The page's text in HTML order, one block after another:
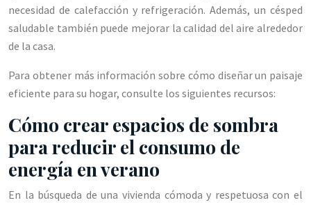
necesidad de calefacción y refrigeración. Además, un césped
saludable también puede mejorar la calidad del aire alrededor
de la casa.
Para obtener más información sobre cómo diseñar un paisaje
eficiente para su hogar, consulte los siguientes recursos:
Cómo crear espacios de sombra
para reducir el consumo de
energía en verano
En la búsqueda de una vivienda cómoda y respetuosa con el